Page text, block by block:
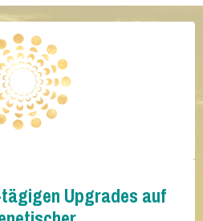
Upgrades auf